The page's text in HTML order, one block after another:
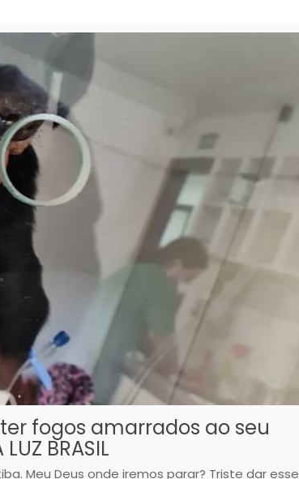
fogos amarrados ao seu
BRASIL
Meu Deus onde iremos parar? Triste dar esse